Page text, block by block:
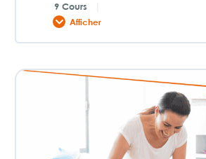
9 Cours
Afficher